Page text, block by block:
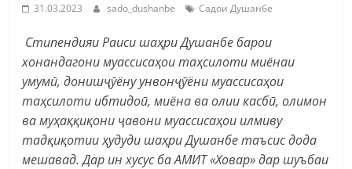
31.03.2023 sado_dushanbe Садои Душанбе
Стипендияи Раиси шаҳри Душанбе барои
хонандагони муассисаҳои таҳсилоти миёнаи
умумӣ, донишҷӯёну унвонҷӯёни муассисаҳои
таҳсилоти ибтидоӣ, миёна ва олии касбӣ, олимон
ва муҳаққиқони ҷавони муассисаҳои илмиву
тадқиқотии ҳудуди шаҳри Душанбе таъсис дода
мешавад. Дар ин хусус ба АМИТ «Ховар» дар шуъбаи